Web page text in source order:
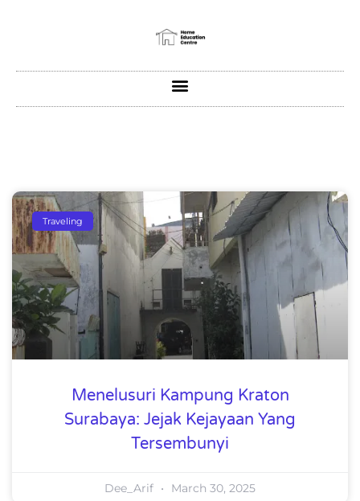
Traveling
Menelusuri Kampung Kraton
Surabaya: Jejak Kejayaan Yang
Tersembunyi
Dee_Arif March 30, 2025